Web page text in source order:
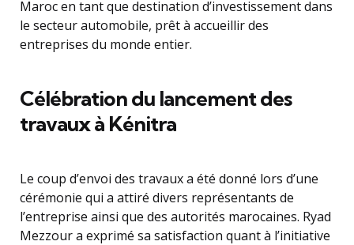
Maroc en tant que destination d’investissement dans
le secteur automobile, prêt à accueillir des
entreprises du monde entier.
Célébration du lancement des
travaux à Kénitra
Le coup d’envoi des travaux a été donné lors d’une
cérémonie qui a attiré divers représentants de
l’entreprise ainsi que des autorités marocaines. Ryad
Mezzour a exprimé sa satisfaction quant à l’initiative